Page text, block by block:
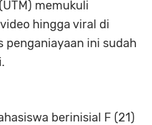
memukuli
hingga viral di
penganiayaan ini sudah
berinisial F (21)